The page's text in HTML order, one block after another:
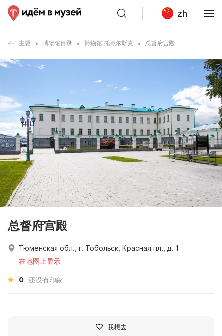
zh
主要 博物馆目录 博物馆 托博尔斯克 总督府宫殿
总督府宫殿
Тюменская обл., г. Тобольск, Красная пл., д. 1
在地图上显示
0 还没有印象
我想去